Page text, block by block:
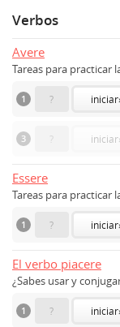
Verbos
Avere
Tareas para practicar
1 ? iniciar
3 ? iniciar
Essere
Tareas para practicar
1 ? iniciar
El verbo piacere
¿Sabes usar y
1 ? iniciar